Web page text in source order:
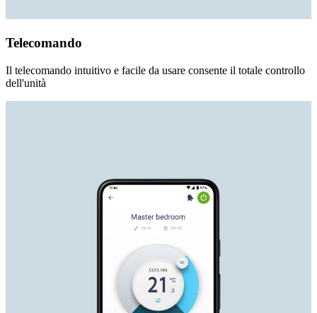
Telecomando
Il telecomando intuitivo e facile da usare consente il totale controllo
dell'unità